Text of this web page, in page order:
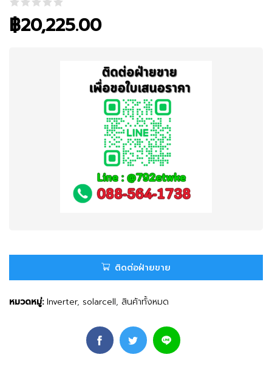
฿20,225.00
ติดต่อฝ่ายขาย
หมวดหมู่: Inverter, solarcell, สินค้าทั้งหมด